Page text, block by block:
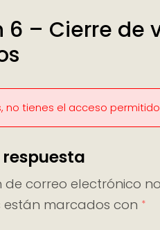
6 – Cierre de
no tienes el acceso
de correo electrónico
marcados con *